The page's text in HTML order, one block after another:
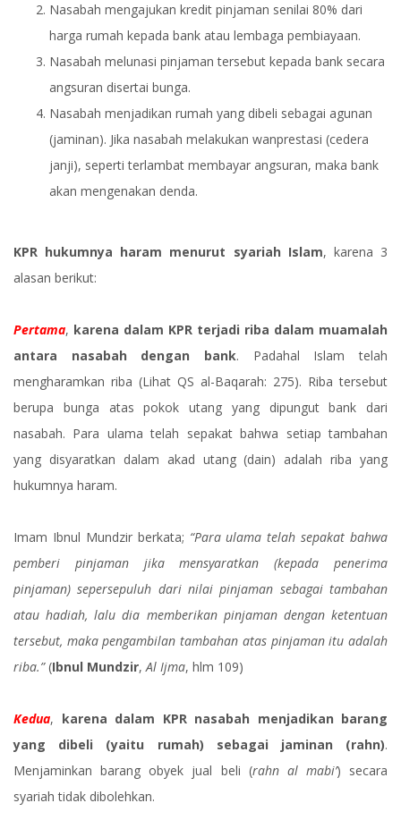
Nasabah mengajukan kredit pinjaman senilai 80% dari
harga rumah kepada bank atau lembaga pembiayaan.
Nasabah melunasi pinjaman tersebut kepada bank secara
angsuran disertai bunga.
Nasabah menjadikan rumah yang dibeli sebagai agunan
(jaminan). Jika nasabah melakukan wanprestasi (cedera
janji), seperti terlambat membayar angsuran, maka bank
akan mengenakan denda.
KPR hukumnya haram menurut syariah Islam, karena 3
alasan berikut:
Pertama, karena dalam KPR terjadi riba dalam muamalah
antara nasabah dengan bank. Padahal Islam telah
mengharamkan riba (Lihat QS al-Baqarah: 275). Riba tersebut
berupa bunga atas pokok utang yang dipungut bank dari
nasabah. Para ulama telah sepakat bahwa setiap tambahan
yang disyaratkan dalam akad utang (dain) adalah riba yang
hukumnya haram.
Imam Ibnul Mundzir berkata; “Para ulama telah sepakat bahwa
pemberi pinjaman jika mensyaratkan (kepada penerima
pinjaman) sepersepuluh dari nilai pinjaman sebagai tambahan
atau hadiah, lalu dia memberikan pinjaman dengan ketentuan
tersebut, maka pengambilan tambahan atas pinjaman itu adalah
riba.”(Ibnul Mundzir,Al Ijma, hlm 109)
Kedua, karena dalam KPR nasabah menjadikan barang
yang dibeli (yaitu rumah) sebagai jaminan (rahn).
Menjaminkan barang obyek jual beli (rahn al mabi’) secara
syariah tidak dibolehkan.